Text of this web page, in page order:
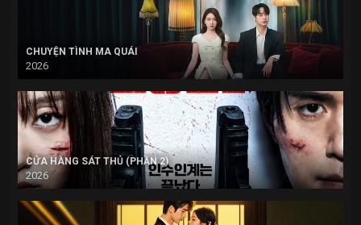
CHUYỆN TÌNH MA QUÁI
2026
CỬA HÀNG SÁT THỦ (PHẦN 2)
2026